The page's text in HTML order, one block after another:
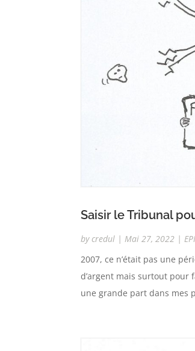
Saisir le Tribunal
by credul |Mai 27, 2022 |EPI
2007, ce n’était pas une
d’argent mais surtout pour
une grande part dans mes